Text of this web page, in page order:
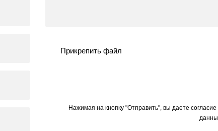
Прикрепить файл
Нажимая на кнопку "Отправить", вы даете